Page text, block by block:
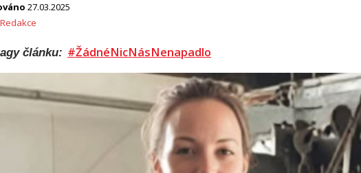
27.03.2025
Redakce
článku: #ŽádnéNicNásNenapadlo